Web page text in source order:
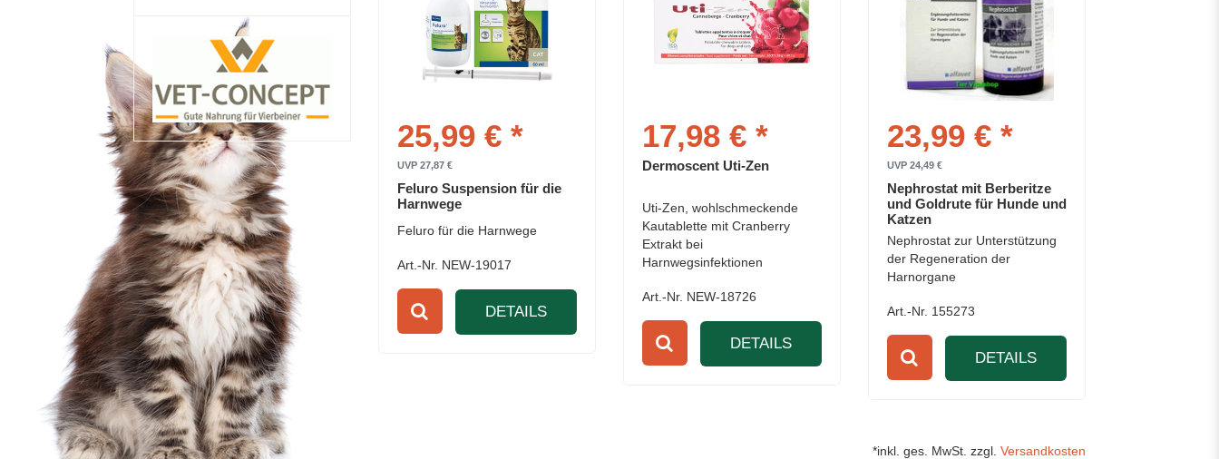
25,99 € *
UVP 27,87 €
Feluro Suspension für die
Harnwege
Feluro für die Harnwege
Art.-Nr. NEW-19017
DETAILS
17,98 € *
Dermoscent Uti-Zen
Uti-Zen, wohlschmeckende
Kautablette mit Cranberry
Extrakt bei
Harnwegsinfektionen
Art.-Nr. NEW-18726
DETAILS
23,99 € *
UVP 24,49 €
Nephrostat mit Berberitze
und Goldrute für Hunde und
Katzen
Nephrostat zur Unterstützung
der Regeneration der
Harnorgane
Art.-Nr. 155273
DETAILS
*inkl. ges. MwSt. zzgl. Versandkosten